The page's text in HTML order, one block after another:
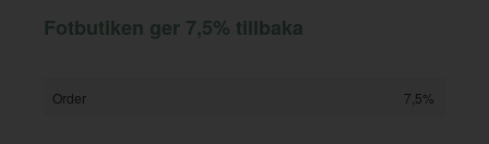
Fotbutiken ger 7,5% tillbaka
Order 7,5%